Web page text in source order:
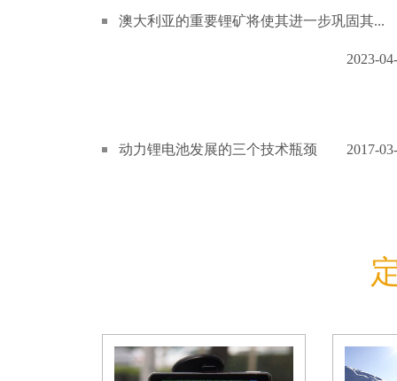
澳大利亚的重要锂矿将使其进一步巩固其...
2023-
动力锂电池发展的三个技术瓶颈 2017-